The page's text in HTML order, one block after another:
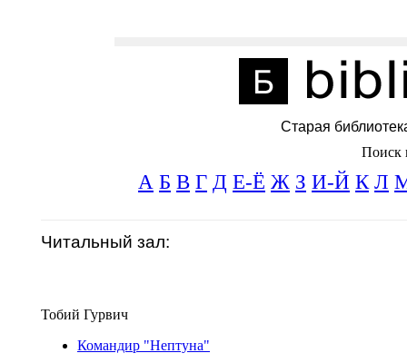
Старая
Поиск
А Б В Г Д Е-Ё Ж З И-Й К Л
Читальный зал:
Тобий Гурвич
Командир "Нептуна"